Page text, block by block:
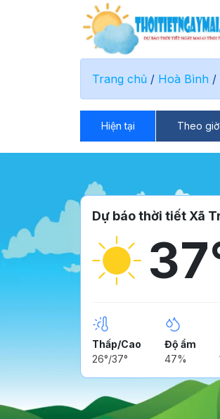
Trang chủ / Hoà Bình /
Hiện tại Theo giờ
Dự báo thời tiết Xã
Thấp/Cao
26°/37°
Độ ẩm
47%